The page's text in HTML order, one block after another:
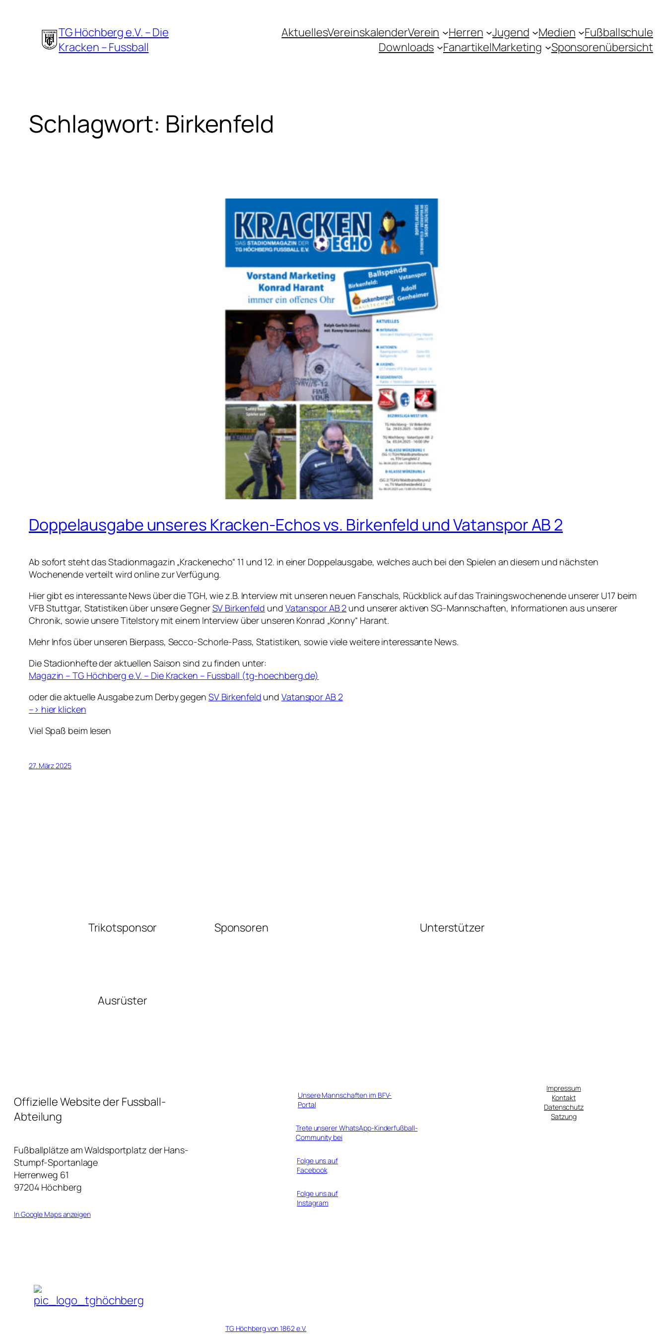
springen
TG Höchberg e.V. – Die
Kracken – Fussball
AktuellesVereinskalenderVerein Herren Jugend Medien
Fußballschule
Downloads
FanartikelMarketing Sponsorenübersicht
Schlagwort: Birkenfeld
Doppelausgabe unseres Kracken-Echos vs. Birkenfeld und Vatanspor AB 2
Ab sofort steht das Stadionmagazin „Krackenecho“ 11 und 12. in einer Doppelausgabe, welches auch bei den Spielen an diesem und nächsten
Wochenende verteilt wird online zur Verfügung.
Hier gibt es interessante News über die TGH, wie z.B. Interview mit unseren neuen Fanschals, Rückblick auf das Trainingswochenende unserer U17 beim
VFB Stuttgar, Statistiken über unsere GegnerSV Birkenfeld und Vatanspor AB 2 und unserer aktiven SG-Mannschaften, Informationen aus unserer
Chronik, sowie unsere Titelstory mit einem Interview über unseren Konrad „Konny“ Harant.
Mehr Infos über unseren Bierpass, Secco-Schorle-Pass, Statistiken, sowie viele weitere interessante News.
Die Stadionhefte der aktuellen Saison sind zu finden unter:
Magazin – TG Höchberg e.V. – Die Kracken – Fussball (tg-hoechberg.de)
oder die aktuelle Ausgabe zum Derby gegen SV Birkenfeld undVatanspor AB 2
–> hier klicken
Viel Spaß beim lesen
27. März 2025
Trikotsponsor
Ausrüster
Sponsoren Unterstützer
Offizielle Website der Fussball-
Abteilung
Fußballplätze am Waldsportplatz der Hans-
Stumpf-Sportanlage
Herrenweg 61
97204 Höchberg
In Google Maps anzeigen
Unsere Mannschaften im BFV-
Portal
Trete unserer WhatsApp-Kinderfußball-
Community bei
Folge uns auf
Facebook
Folge uns auf
Instagram
Impressum
Kontakt
Datenschutz
Satzung
TG Höchberg von 1862 e.V.